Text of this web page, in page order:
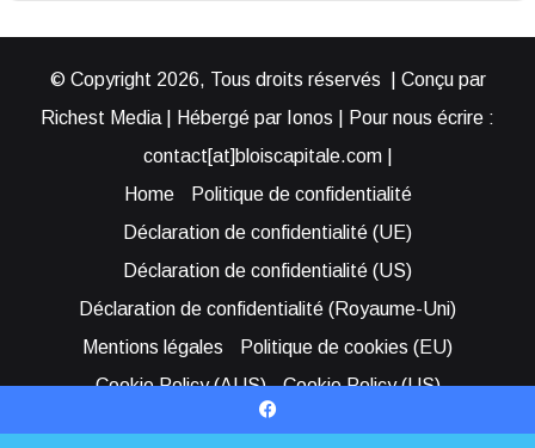
© Copyright 2026, Tous droits réservés | Conçu par
Richest Media | Hébergé par Ionos | Pour nous écrire :
contact[at]bloiscapitale.com |
Home
Politique de confidentialité
Déclaration de confidentialité (UE)
Déclaration de confidentialité (US)
Déclaration de confidentialité (Royaume-Uni)
Mentions légales
Politique de cookies (EU)
Cookie Policy (AUS)
Cookie Policy (US)
Participer à Blois Capitale
Facebook